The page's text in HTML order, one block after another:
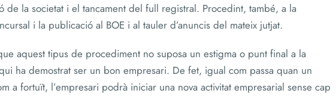
de la societat i el tancament del full registral. Procedint, també, a la
i la publicació al BOE i al tauler d’anuncis del mateix jutjat.
aquest tipus de procediment no suposa un estigma o punt final a la
ha demostrat ser un bon empresari. De fet, igual com passa quan un
a fortuït, l’empresari podrà iniciar una nova activitat empresarial sense cap